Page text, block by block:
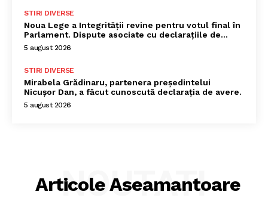
STIRI DIVERSE
Noua Lege a Integrității revine pentru votul final în
Parlament. Dispute asociate cu declarațiile de…
5 august 2026
STIRI DIVERSE
Mirabela Grădinaru, partenera președintelui
Nicușor Dan, a făcut cunoscută declarația de avere.
5 august 2026
Articole Aseamantoare
NOUTATI